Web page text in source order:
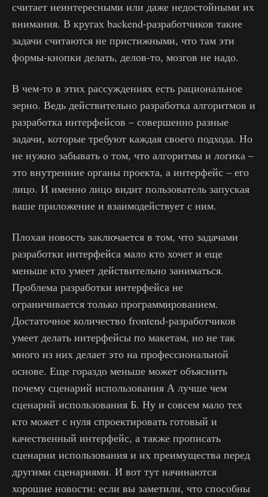
считает неинтересными или даже недостойными их
внимания. В кругах backend-разработчиков такие
задачи считаются не пристижными, что там эти
формы-кнопки делать, делов-то, мозгов не надо.
В чем-то в этих рассуждениях есть рациональное
зерно. Ведь действительно разработка алгоритмов и
разработка интерфейсов – совершенно разные
задачи, которые требуют каждая своего подхода. Но
не нужно забывать о том, что алгоритмы и логика –
это внутренние органы проекта, а интерфейс – его
лицо. И именно лицо видит пользователь запуская
ваше приложение и взаимодействует с ним.
Плохая новость заключается в том, что задачами
разработки интерфейса мало кто хочет и еще
меньше кто умеет действительно заниматься.
Проблема разработки интерфейса не
ограничивается только программированием.
Достаточное количество frontend-разработчиков
умеет делать интерфейсы по макетам, но не так
много из них делает это на профессиональной
основе. Еще гораздо меньше может объяснить
почему сценарий использования А лучше чем
сценарий использования Б. Ну и совсем мало тех
кто может с нуля спроектировать готовый и
качественный интерфейс, а также прописать
сценарии использования и их преимущества перед
другими сценариями. И вот тут начинаются
хорошие новости: если вы заметили, что способны